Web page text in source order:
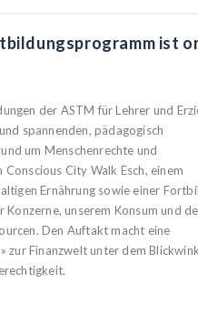
ist
der ASTM für Lehrer und
spannenden, pädagogisch
um Menschenrechte und
City Walk Esch, einem
Ernährung sowie einer
unserem Konsum und
Den Auftakt macht eine
zur Finanzwelt unter dem